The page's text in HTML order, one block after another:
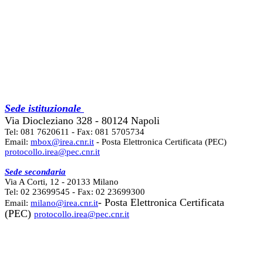
Sede istituzionale
Via Diocleziano 328 - 80124 Napoli
Tel: 081 7620611 - Fax: 081 5705734
Email: mbox@irea.cnr.it - Posta Elettronica Certificata (PEC)
protocollo.irea@pec.cnr.it
Sede secondaria
Via A Corti, 12 - 20133 Milano
Tel: 02 23699545 - Fax: 02 23699300
Email: milano@irea.cnr.it- Posta Elettronica Certificata
(PEC) protocollo.irea@pec.cnr.it